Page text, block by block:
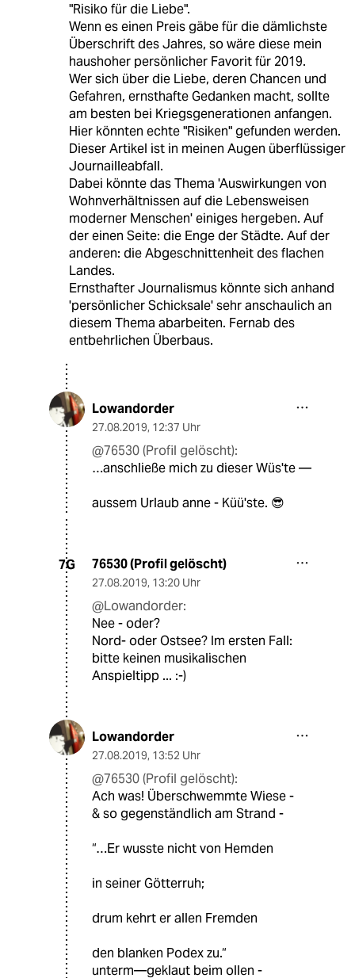
"Risiko für die Liebe".
Wenn es einen Preis gäbe für die dämlichste
Überschrift des Jahres, so wäre diese mein
haushoher persönlicher Favorit für 2019.
Wer sich über die Liebe, deren Chancen und
Gefahren, ernsthafte Gedanken macht, sollte
am besten bei Kriegsgenerationen anfangen.
Hier könnten echte "Risiken" gefunden werden.
Dieser Artikel ist in meinen Augen überflüssiger
Journailleabfall.
Dabei könnte das Thema 'Auswirkungen von
Wohnverhältnissen auf die Lebensweisen
moderner Menschen' einiges hergeben. Auf
der einen Seite: die Enge der Städte. Auf der
anderen: die Abgeschnittenheit des flachen
Landes.
Ernsthafter Journalismus könnte sich anhand
'persönlicher Schicksale' sehr anschaulich an
diesem Thema abarbeiten. Fernab des
entbehrlichen Überbaus.
Lowandorder
27.08.2019, 12:37 Uhr
@76530 (Profil gelöscht):
…anschließe mich zu dieser Wüs'te —
aussem Urlaub anne - Küü'ste. 😎
7G 76530 (Profil gelöscht)
27.08.2019, 13:20 Uhr
@Lowandorder:
Nee - oder?
Nord- oder Ostsee? Im ersten Fall:
bitte keinen musikalischen
Anspieltipp ... :-)
Lowandorder
27.08.2019, 13:52 Uhr
@76530 (Profil gelöscht):
Ach was! Überschwemmte Wiese -
& so gegenständlich am Strand -
“…Er wusste nicht von Hemden
in seiner Götterruh;
drum kehrt er allen Fremden
den blanken Podex zu.“
unterm—geklaut beim ollen -